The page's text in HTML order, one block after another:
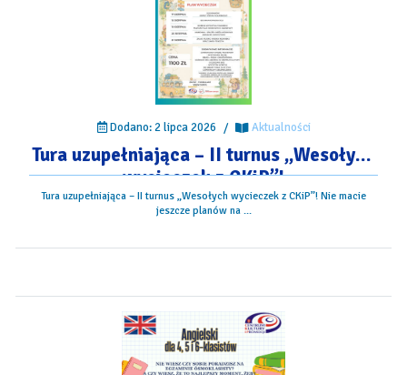
Dodano: 2 lipca 2026 / Aktualności
Tura uzupełniająca – II turnus „Wesołych
wycieczek z CKiP”!
Tura uzupełniająca – II turnus „Wesołych wycieczek z CKiP”! Nie macie
jeszcze planów na ...